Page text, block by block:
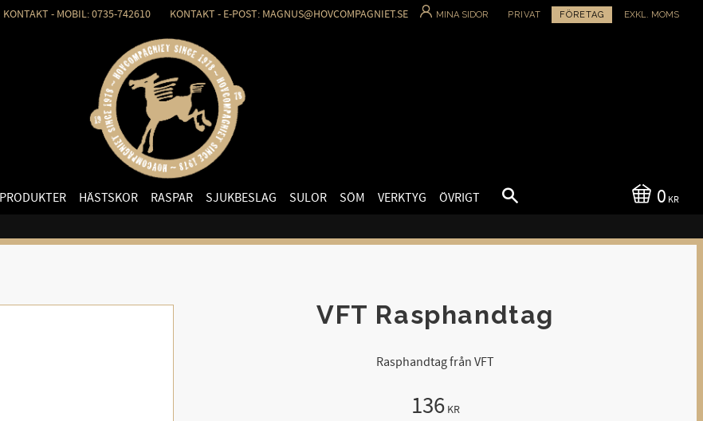
KONTAKT - MOBIL: 0735-742610 KONTAKT - E-POST: MAGNUS@HOVCOMPAGNIET.SE MINA SIDOR PRIVAT FÖRETAG EXKL. MOMS
0 KR
HÄSTSKOR RASPAR SJUKBESLAG SULOR SÖM VERKTYG ÖVRIGT
VFT Rasphandtag
Rasphandtag från VFT
136KR